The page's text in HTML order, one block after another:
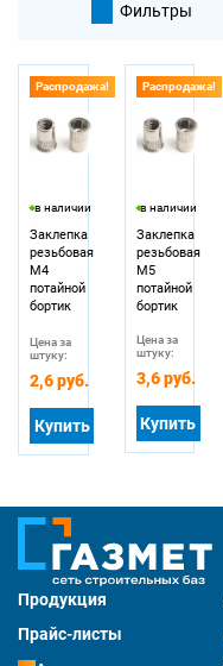
Фильтры
Распродажа!
в наличии
Заклепка
резьбовая
М4
потайной
бортик
Цена за
штуку:
2,6 руб.
Купить
Распродажа!
в наличии
Заклепка
резьбовая
М5
потайной
бортик
Цена за
штуку:
3,6 руб.
Купить
Продукция
Прайс-листы